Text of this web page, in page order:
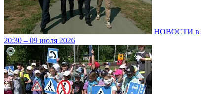
НОВОСТИ в
20:30 – 09 июля 2026